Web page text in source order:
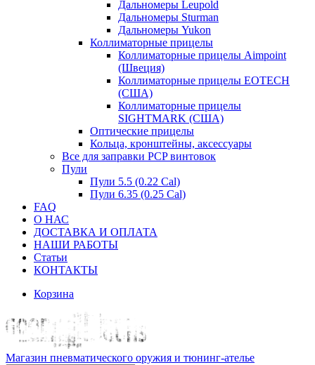
Дальномеры Leupold
Дальномеры Sturman
Дальномеры Yukon
Коллиматорные прицелы
Коллиматорные прицелы Aimpoint
(Швеция)
Коллиматорные прицелы EOTECH
(США)
Коллиматорные прицелы
SIGHTMARK (США)
Оптические прицелы
Кольца, кронштейны, аксессуары
Все для заправки PCP винтовок
Пули
Пули 5.5 (0.22 Сal)
Пули 6.35 (0.25 Cal)
FAQ
О НАС
ДОСТАВКА И ОПЛАТА
НАШИ РАБОТЫ
Статьи
КОНТАКТЫ
Корзина
Магазин пневматического оружия и тюнинг-ателье